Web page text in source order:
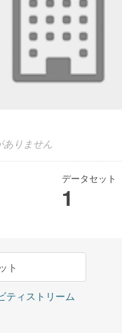
ありません
データセット
1
ト
ティストリーム